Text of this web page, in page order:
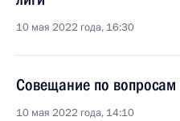
10 мая 2022 года, 16:30
Совещание по
10 мая 2022 года, 14:10